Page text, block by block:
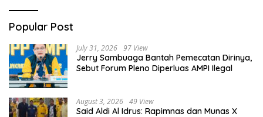
Popular Post
July 31, 2026 97 View
Jerry Sambuaga Bantah Pemecatan Dirinya,
Sebut Forum Pleno Diperluas AMPI Ilegal
August 3, 2026 49 View
Said Aldi Al Idrus: Rapimnas dan Munas X